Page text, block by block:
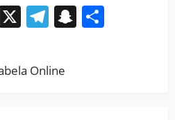
X Telegram
Snapchat